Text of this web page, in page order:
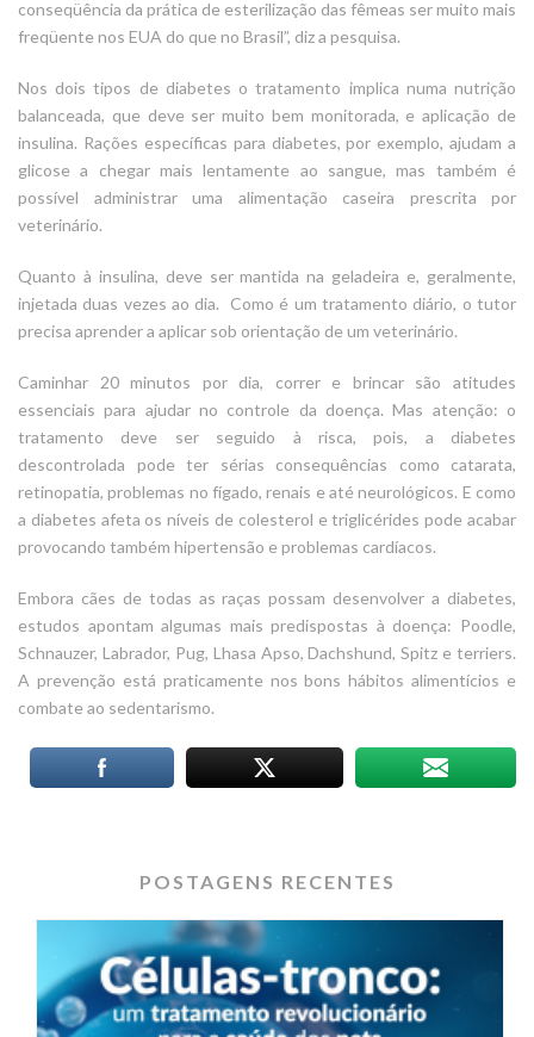
conseqüência da prática de esterilização das fêmeas ser muito mais
freqüente nos EUA do que no Brasil”, diz a pesquisa.
Nos dois tipos de diabetes o tratamento implica numa nutrição
balanceada, que deve ser muito bem monitorada, e aplicação de
insulina. Rações específicas para diabetes, por exemplo, ajudam a
glicose a chegar mais lentamente ao sangue, mas também é
possível administrar uma alimentação caseira prescrita por
veterinário.
Quanto à insulina, deve ser mantida na geladeira e, geralmente,
injetada duas vezes ao dia. Como é um tratamento diário, o tutor
precisa aprender a aplicar sob orientação de um veterinário.
Caminhar 20 minutos por dia, correr e brincar são atitudes
essenciais para ajudar no controle da doença. Mas atenção: o
tratamento deve ser seguido à risca, pois, a diabetes
descontrolada pode ter sérias consequências como catarata,
retinopatia, problemas no fígado, renais e até neurológicos. E como
a diabetes afeta os níveis de colesterol e triglicérides pode acabar
provocando também hipertensão e problemas cardíacos.
Embora cães de todas as raças possam desenvolver a diabetes,
estudos apontam algumas mais predispostas à doença: Poodle,
Schnauzer, Labrador, Pug, Lhasa Apso, Dachshund, Spitz e terriers.
A prevenção está praticamente nos bons hábitos alimentícios e
combate ao sedentarismo.
POSTAGENS RECENTES